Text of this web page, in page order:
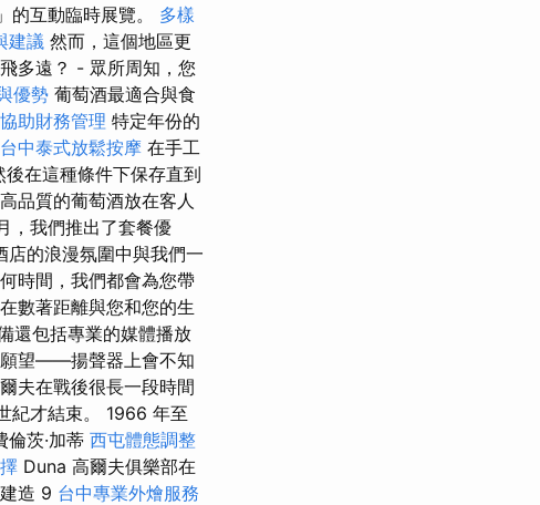
的互動臨時展覽。 多樣
建議 然而，這個地區更
多遠？ - 眾所周知，您
優勢 葡萄酒最適合與食
助財務管理 特定年份的
台中泰式放鬆按摩 在手工
在這種條件下保存直到
品質的葡萄酒放在客人
，我們推出了套餐優
店的浪漫氛圍中與我們一
時間，我們都會為您帶
數著距離與您和您的生
還包括專業的媒體播放
願望——揚聲器上會不知
夫在戰後很長一段時間
紀才結束。 1966 年至
倫茨·加蒂 西屯體態調整
Duna 高爾夫俱樂部在
建造 9 台中專業外燴服務